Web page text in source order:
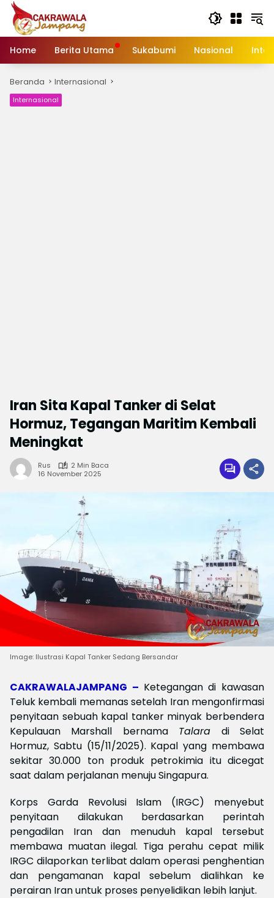
Langsung
konten
Home
Berita Utama Sukabumi Nasional
Beranda Internasional
Internasional
Iran Sita Kapal Tanker di Selat
Hormuz, Tegangan Maritim Kembali
Meningkat
Rus
2 Min Baca
16 November 2025
Image: Ilustrasi Kapal Tanker Sedang Bersandar
CAKRAWALAJAMPANG – Ketegangan di kawasan
Teluk kembali memanas setelah Iran mengonfirmasi
penyitaan sebuah kapal tanker minyak berbendera
Kepulauan Marshall bernama Talara di Selat
Hormuz, Sabtu (15/11/2025). Kapal yang membawa
sekitar 30.000 ton produk petrokimia itu dicegat
saat dalam perjalanan menuju Singapura.
Korps Garda Revolusi Islam (IRGC) menyebut
penyitaan dilakukan berdasarkan perintah
pengadilan Iran dan menuduh kapal tersebut
membawa muatan ilegal. Tiga perahu cepat milik
IRGC dilaporkan terlibat dalam operasi penghentian
dan pengamanan kapal sebelum dialihkan ke
perairan Iran untuk proses penyelidikan lebih lanjut.